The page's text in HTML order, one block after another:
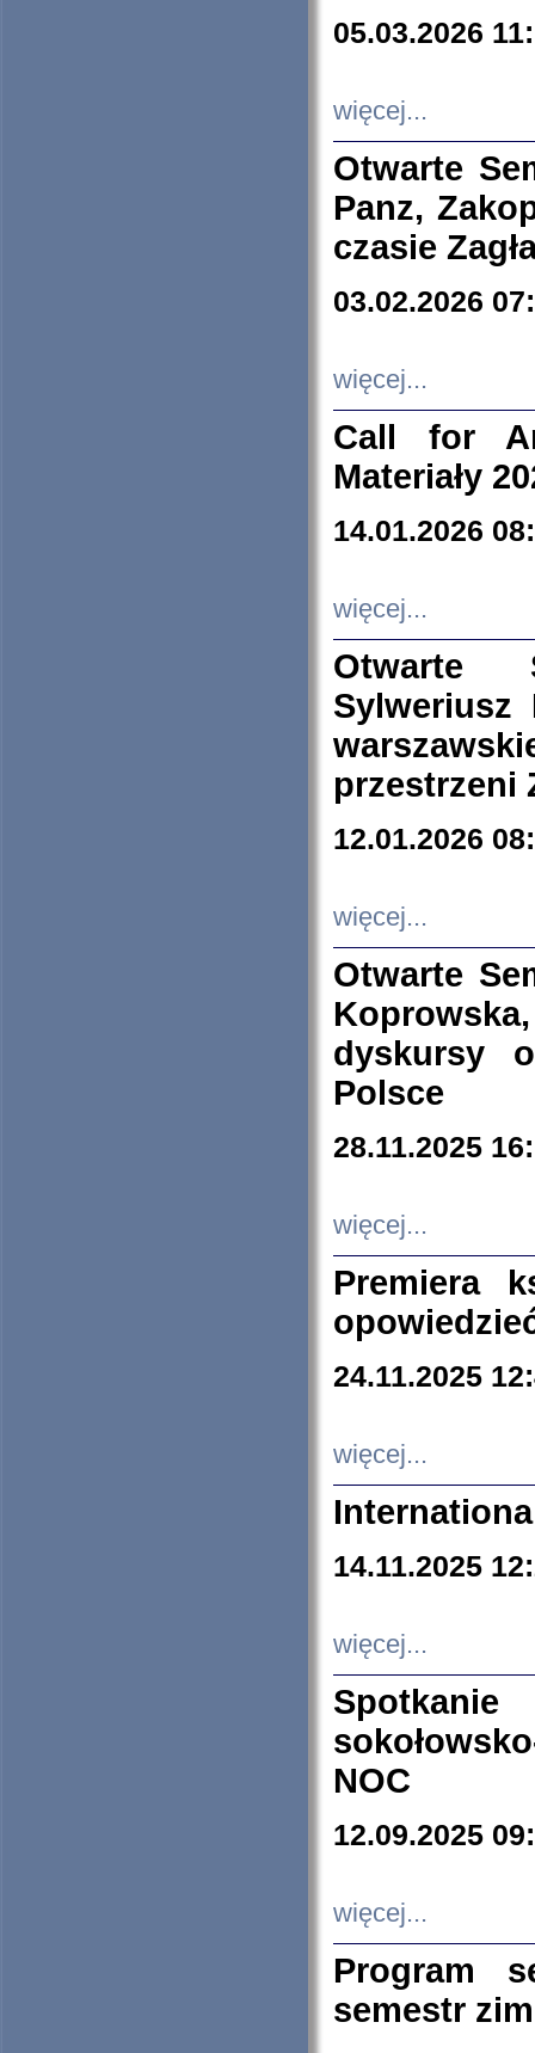
05.03.2026
więcej...
Otwarte
Panz,
czasie
03.02.2026
więcej...
Call for
Materiały
14.01.2026
więcej...
Otwarte
Sylweriusz
przestrzeni
12.01.2026
więcej...
Otwarte
dyskursy
Polsce
28.11.2025
więcej...
Premiera
24.11.2025
więcej...
14.11.2025
więcej...
NOC
12.09.2025
więcej...
Program
semestr